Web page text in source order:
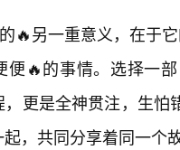
🔥另一重意义，在于
便🔥的事情。选择一
更是全神贯注，生
，共同分享着同一个